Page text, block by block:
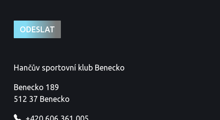
Hančův sportovní klub Benecko
Benecko 189
512 37 Benecko